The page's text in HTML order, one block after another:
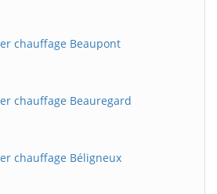
chauffage Beaupont
chauffage Beauregard
chauffage Béligneux